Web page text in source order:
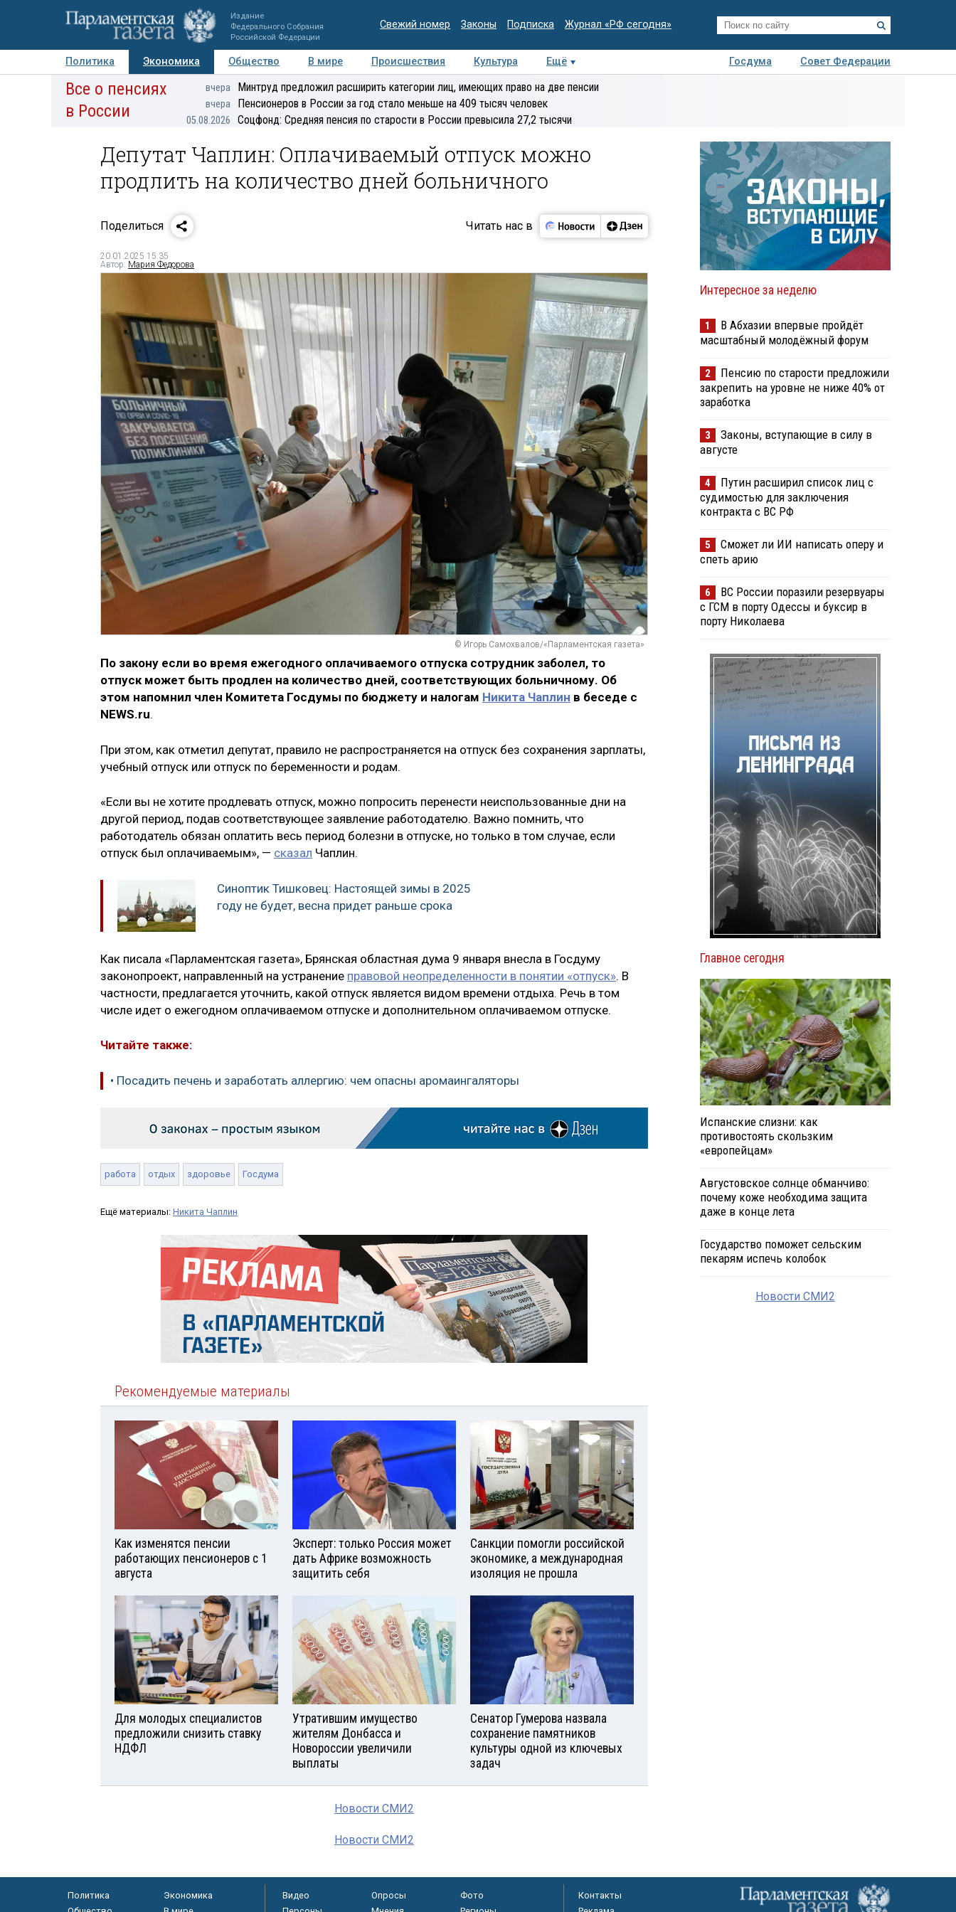
Издание
Федерального Собрания
Российской Федерации
Свежий номер Законы Подписка Журнал «РФ сегодня»
Политика Экономика Общество В мире Происшествия Культура Ещё Госдума
Совет Федерации
Авторы Персоны Мнения Регионы Медиацентр Интервью Колумнисты
Деловая
Все о пенсиях
в России
вчера Минтруд предложил расширить категории лиц, имеющих право на две пенсии
вчера Пенсионеров в России за год стало меньше на 409 тысяч человек
05.08.2026 Соцфонд: Средняя пенсия по старости в России превысила 27,2 тысячи
Депутат Чаплин: Оплачиваемый отпуск можно
продлить на количество дней больничного
Поделиться Читать нас в
20.01.2025 15:35
Автор: Мария Федорова
© Игорь Самохвалов/«Парламентская газета»
По закону если во время ежегодного оплачиваемого отпуска сотрудник заболел, то
отпуск может быть продлен на количество дней, соответствующих больничному. Об
этом напомнил член Комитета Госдумы по бюджету и налогам Никита Чаплин в беседе с
NEWS.ru.
При этом, как отметил депутат, правило не распространяется на отпуск без сохранения зарплаты,
учебный отпуск или отпуск по беременности и родам.
«Если вы не хотите продлевать отпуск, можно попросить перенести неиспользованные дни на
другой период, подав соответствующее заявление работодателю. Важно помнить, что
работодатель обязан оплатить весь период болезни в отпуске, но только в том случае, если
отпуск был оплачиваемым», — сказал Чаплин.
Синоптик Тишковец: Настоящей зимы в 2025
году не будет, весна придет раньше срока
Как писала «Парламентская газета», Брянская областная дума 9 января внесла в Госдуму
законопроект, направленный на устранение правовой неопределенности в понятии «отпуск». В
частности, предлагается уточнить, какой отпуск является видом времени отдыха. Речь в том
числе идет о ежегодном оплачиваемом отпуске и дополнительном оплачиваемом отпуске.
Читайте также:
• Посадить печень и заработать аллергию: чем опасны аромаингаляторы
работа отдых здоровье Госдума
Ещё материалы: Никита Чаплин
Рекомендуемые материалы
Как изменятся пенсии
работающих пенсионеров с 1
августа
Эксперт: только Россия может
дать Африке возможность
защитить себя
Санкции помогли российской
экономике, а международная
изоляция не прошла
Для молодых специалистов
предложили снизить ставку
НДФЛ
Утратившим имущество
жителям Донбасса и
Новороссии увеличили
выплаты
Сенатор Гумерова назвала
сохранение памятников
культуры одной из ключевых
задач
Новости СМИ2
Новости СМИ2
Интересное за неделю
1
В Абхазии впервые пройдёт
масштабный молодёжный форум
2
Пенсию по старости предложили
закрепить на уровне не ниже 40% от
заработка
3
Законы, вступающие в силу в
августе
4
Путин расширил список лиц с
судимостью для заключения
контракта с ВС РФ
5
Сможет ли ИИ написать оперу и
спеть арию
6
ВС России поразили резервуары
с ГСМ в порту Одессы и буксир в
порту Николаева
Главное сегодня
Испанские слизни: как
противостоять скользким
«европейцам»
Августовское солнце обманчиво:
почему коже необходима защита
даже в конце лета
Государство поможет сельским
пекарям испечь колобок
Новости СМИ2
Политика
Экономика
Видео Опросы
Фото
Контакты